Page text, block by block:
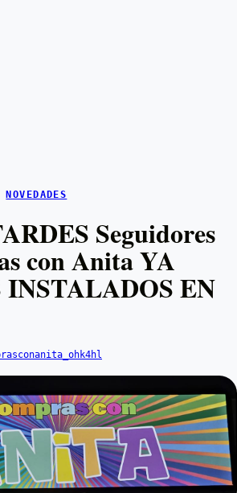
NOVEDADES
Seguidores
con Anita YA
EN